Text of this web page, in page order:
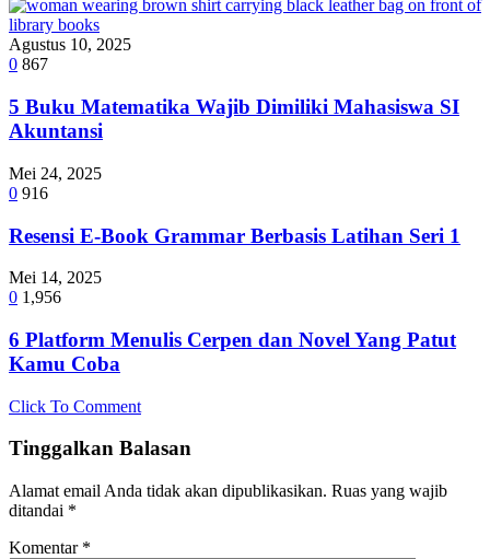
Agustus 10, 2025
0 867
5 Buku Matematika Wajib Dimiliki Mahasiswa SI
Akuntansi
Mei 24, 2025
0 916
Resensi E-Book Grammar Berbasis Latihan Seri 1
Mei 14, 2025
0 1,956
6 Platform Menulis Cerpen dan Novel Yang Patut
Kamu Coba
Click To Comment
Tinggalkan Balasan
Alamat email Anda tidak akan dipublikasikan. Ruas yang wajib
ditandai *
Komentar *